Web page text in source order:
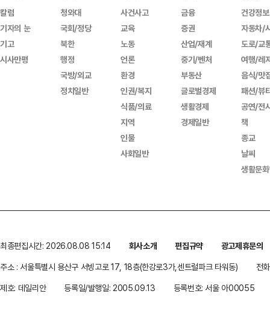
칼럼
기자의 눈
기고
시사만평
청와대
국회/정당
북한
행정
국방/외교
정치일반
사건사고
교육
노동
언론
환경
인권/복지
식품/의료
지역
인물
사회일반
금융
증권
산업/재계
중기/벤처
부동산
글로벌경제
생활경제
경제일반
건강정보
자동차/
도로/교
여행/레
음식/맛
패션/뷰
공연/전
책
종교
날씨
생활문
최종편집시간: 2026.08.08 15:14 회사소개 편집규약
광고제휴문의
주소 : 서울특별시 용산구 서빙고로 17, 18층(한강로3가,센트럴파크 타워동)
전
제호: 데일리안
등록일/발행일: 2005.09.13 등록번호: 서울 아00055